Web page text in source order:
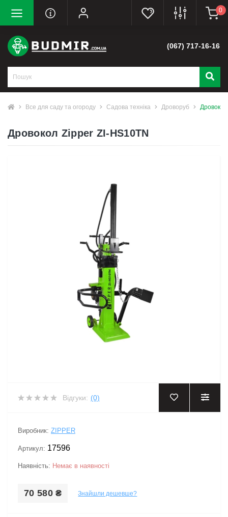
0
(067) 717-16-16
Все для саду та огороду Садова техніка Дроворуб
Дровокол Zipper ZI-HS10TN
Відгуки: (0)
Виробник: ZIPPER
Артикул: 17596
Наявність: Немає в наявності
70 580 ₴ Знайшли дешевше?